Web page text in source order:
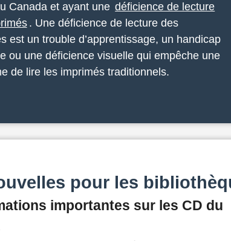
Canada et ayant une déficience de lecture
. Une déficience de lecture des
est un trouble d’apprentissage, un handicap
ou une déficience visuelle qui empêche une
de lire les imprimés traditionnels.
pour les
importantes sur les CD du